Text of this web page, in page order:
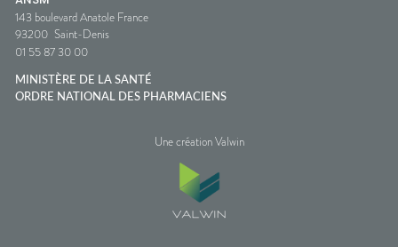
143 boulevard Anatole France
93200 Saint-Denis
01 55 87 30 00
MINISTÈRE DE LA SANTÉ
ORDRE NATIONAL DES PHARMACIENS
Une création Valwin